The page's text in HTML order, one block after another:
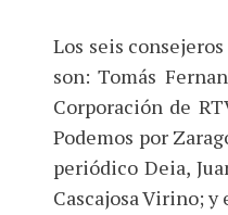
Los seis
son: Tomás
Corporación de
Podemos por
periódico Deia,
Cascajosa Virino;